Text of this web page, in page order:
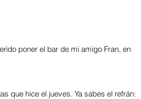
poner el bar de mi amigo Fran, en
que hice el jueves. Ya sabes el refrán: